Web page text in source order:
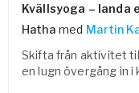
Kvällsyoga – landa
Hatha med Martin
Skifta från aktivitet
en lugn övergång in i